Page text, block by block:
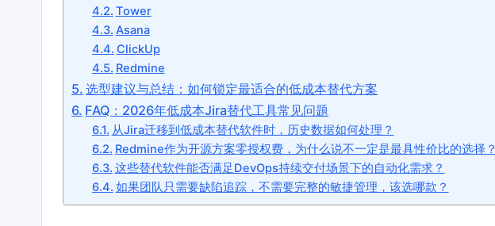
Tower
Asana
ClickUp
Redmine
选型建议与总结：如何锁定最适合的低成本替代方案
FAQ：2026年低成本Jira替代工具常见问题
从Jira迁移到低成本替代软件时，历史数据如何处理？
Redmine作为开源方案零授权费，为什么说不一定是最具性价比的选择？
这些替代软件能否满足DevOps持续交付场景下的自动化需求？
如果团队只需要缺陷追踪，不需要完整的敏捷管理，该选哪款？